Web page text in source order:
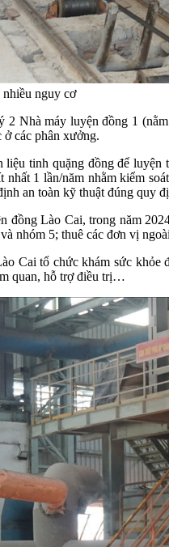
nhiều nguy cơ
Nhà máy luyện đồng 1
các phân xưởng.
tinh quặng đồng để
1 lần/năm nhằm kiểm
an toàn kỹ thuật đúng quy
Lào Cai, trong năm
nhóm 5; thuê các đơn vị
Cai tổ chức khám sức
quan, hỗ trợ điều trị…